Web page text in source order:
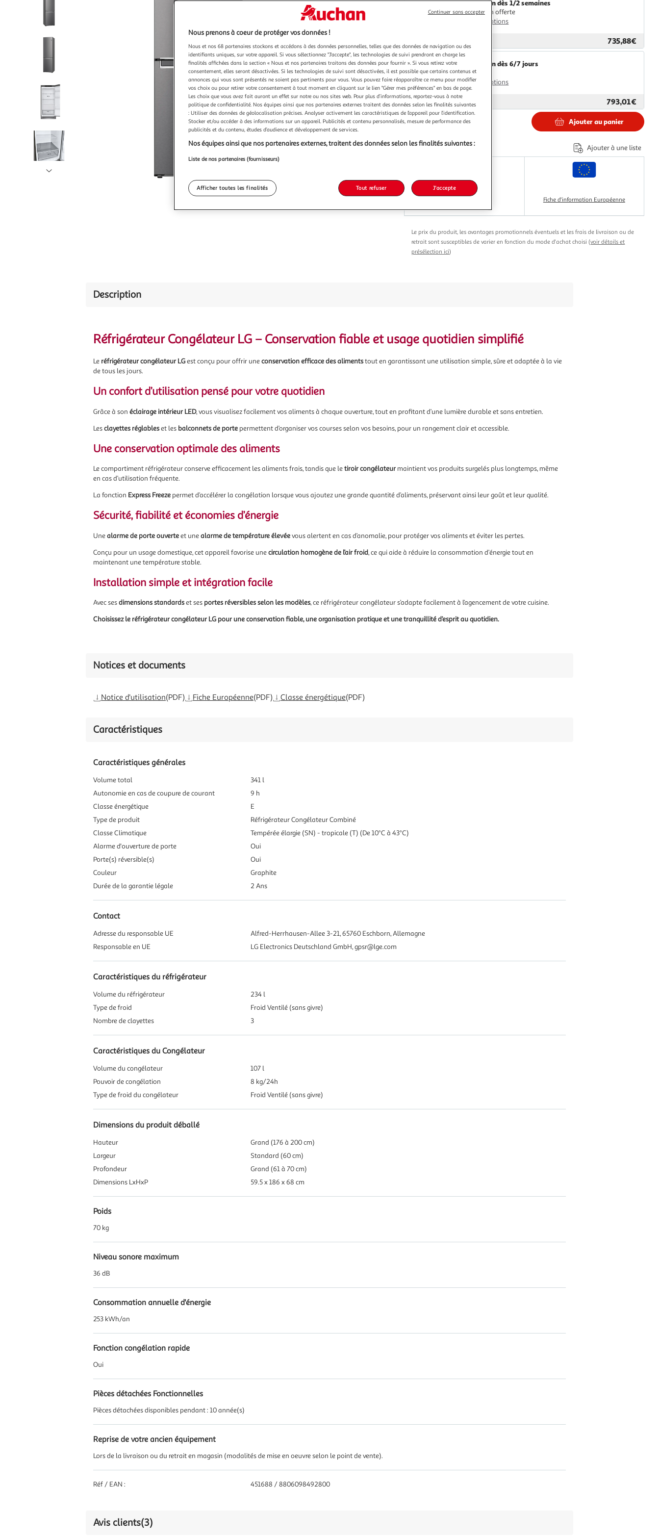
Illustration
Livraison dès 1/2 semaines
Livraison offerte
Plus d'options
735,88€
Livraison dès 6/7 jours
4,99€
Plus d'options
Vendu par Multishop 793,01€
735,88€
dont 24,24€ d'éco-part.
dont 24,24€ d'éco part. mobilier.
Ajouter au panier
Ajouter à une liste
Fiche d'information Européenne
Le prix du produit, les avantages promotionnels éventuels et les frais de livraison ou de
retrait sont susceptibles de varier en fonction du mode d'achat choisi (voir détails et
présélection ici)
Description
Réfrigérateur Congélateur LG – Conservation fiable et usage quotidien simplifié
Le réfrigérateur congélateur LGest conçu pour offrir uneconservation efficace des alimentstout en garantissant une utilisation simple, sûre et adaptée à la vie
de tous les jours.
Un confort d’utilisation pensé pour votre quotidien
Grâce à son éclairage intérieur LED, vous visualisez facilement vos aliments à chaque ouverture, tout en profitant d’une lumière durable et sans entretien.
Lesclayettes réglableset les balconnets de porte permettent d’organiser vos courses selon vos besoins, pour un rangement clair et accessible.
Une conservation optimale des aliments
Le compartiment réfrigérateur conserve efficacement les aliments frais, tandis que letiroir congélateur maintient vos produits surgelés plus longtemps, même
en cas d’utilisation fréquente.
La fonction Express Freeze permet d’accélérer la congélation lorsque vous ajoutez une grande quantité d’aliments, préservant ainsi leur goût et leur qualité.
Sécurité, fiabilité et économies d’énergie
Unealarme de porte ouverteet unealarme de température élevéevous alertent en cas d’anomalie, pour protéger vos aliments et éviter les pertes.
Conçu pour un usage domestique, cet appareil favorise unecirculation homogène de l’air froid, ce qui aide à réduire la consommation d’énergie tout en
maintenant une température stable.
Installation simple et intégration facile
Avec sesdimensions standardset ses portes réversibles selon les modèles, ce réfrigérateur congélateur s’adapte facilement à l’agencement de votre cuisine.
Choisissez le réfrigérateur congélateur LG pour une conservation fiable, une organisation pratique et une tranquillité d’esprit au quotidien.
Notices et documents
Notice d'utilisation(PDF) Fiche Européenne(PDF) Classe énergétique(PDF)
Caractéristiques
Caractéristiques générales
Volume total
341 l
Autonomie en cas de coupure de courant
9 h
Classe énergétique
E
Type de produit
Réfrigérateur Congélateur Combiné
Classe Climatique
Tempérée élargie (SN) - tropicale (T) (De 10°C à 43°C)
Alarme d'ouverture de porte
Oui
Porte(s) réversible(s)
Oui
Couleur
Graphite
Durée de la garantie légale
2 Ans
Contact
Adresse du responsable UE
Alfred-Herrhausen-Allee 3-21, 65760 Eschborn, Allemagne
Responsable en UE
LG Electronics Deutschland GmbH, gpsr@lge.com
Caractéristiques du réfrigérateur
Volume du réfrigérateur
234 l
Type de froid
Froid Ventilé (sans givre)
Nombre de clayettes
3
Caractéristiques du Congélateur
Volume du congélateur
107 l
Pouvoir de congélation
8 kg/24h
Type de froid du congélateur
Froid Ventilé (sans givre)
Dimensions du produit déballé
Hauteur
Grand (176 à 200 cm)
Largeur
Standard (60 cm)
Profondeur
Grand (61 à 70 cm)
Dimensions LxHxP
59.5 x 186 x 68 cm
Poids
70 kg
Niveau sonore maximum
36 dB
Consommation annuelle d'énergie
253 kWh/an
Fonction congélation rapide
Oui
Pièces détachées Fonctionnelles
Pièces détachées disponibles pendant : 10 année(s)
Reprise de votre ancien équipement
Lors de la livraison ou du retrait en magasin (modalités de mise en oeuvre selon le point de vente).
Réf / EAN : 451688 / 8806098492800
Avis clients(3)
Nous prenons à coeur de protéger vos données !
Nous et nos 68 partenaires stockons et accédons à des données personnelles, telles que des données de navigation ou des
identifiants uniques, sur votre appareil. Si vous sélectionnez "J'accepte", les technologies de suivi prendront en charge les
finalités affichées dans la section « Nous et nos partenaires traitons des données pour fournir ». Si vous retirez votre
consentement, elles seront désactivées. Si les technologies de suivi sont désactivées, il est possible que certains contenus et
annonces qui vous sont présentés ne soient pas pertinents pour vous. Vous pouvez faire réapparaître ce menu pour modifier
vos choix ou pour retirer votre consentement à tout moment en cliquant sur le lien "Gérer mes préférences" en bas de page.
Les choix que vous avez fait auront un effet sur notre ou nos sites web. Pour plus d’informations, reportez-vous à notre
politique de confidentialité. Nos équipes ainsi que nos partenaires externes traitent des données selon les finalités suivantes
: Utiliser des données de géolocalisation précises. Analyser activement les caractéristiques de l’appareil pour l’identification.
Stocker et/ou accéder à des informations sur un appareil. Publicités et contenu personnalisés, mesure de performance des
publicités et du contenu, études d’audience et développement de services.
Nos équipes ainsi que nos partenaires externes, traitent des données selon les finalités suivantes :
Liste de nos partenaires (fournisseurs)
Afficher toutes les finalités Tout refuser J'accepte
Continuer sans accepter